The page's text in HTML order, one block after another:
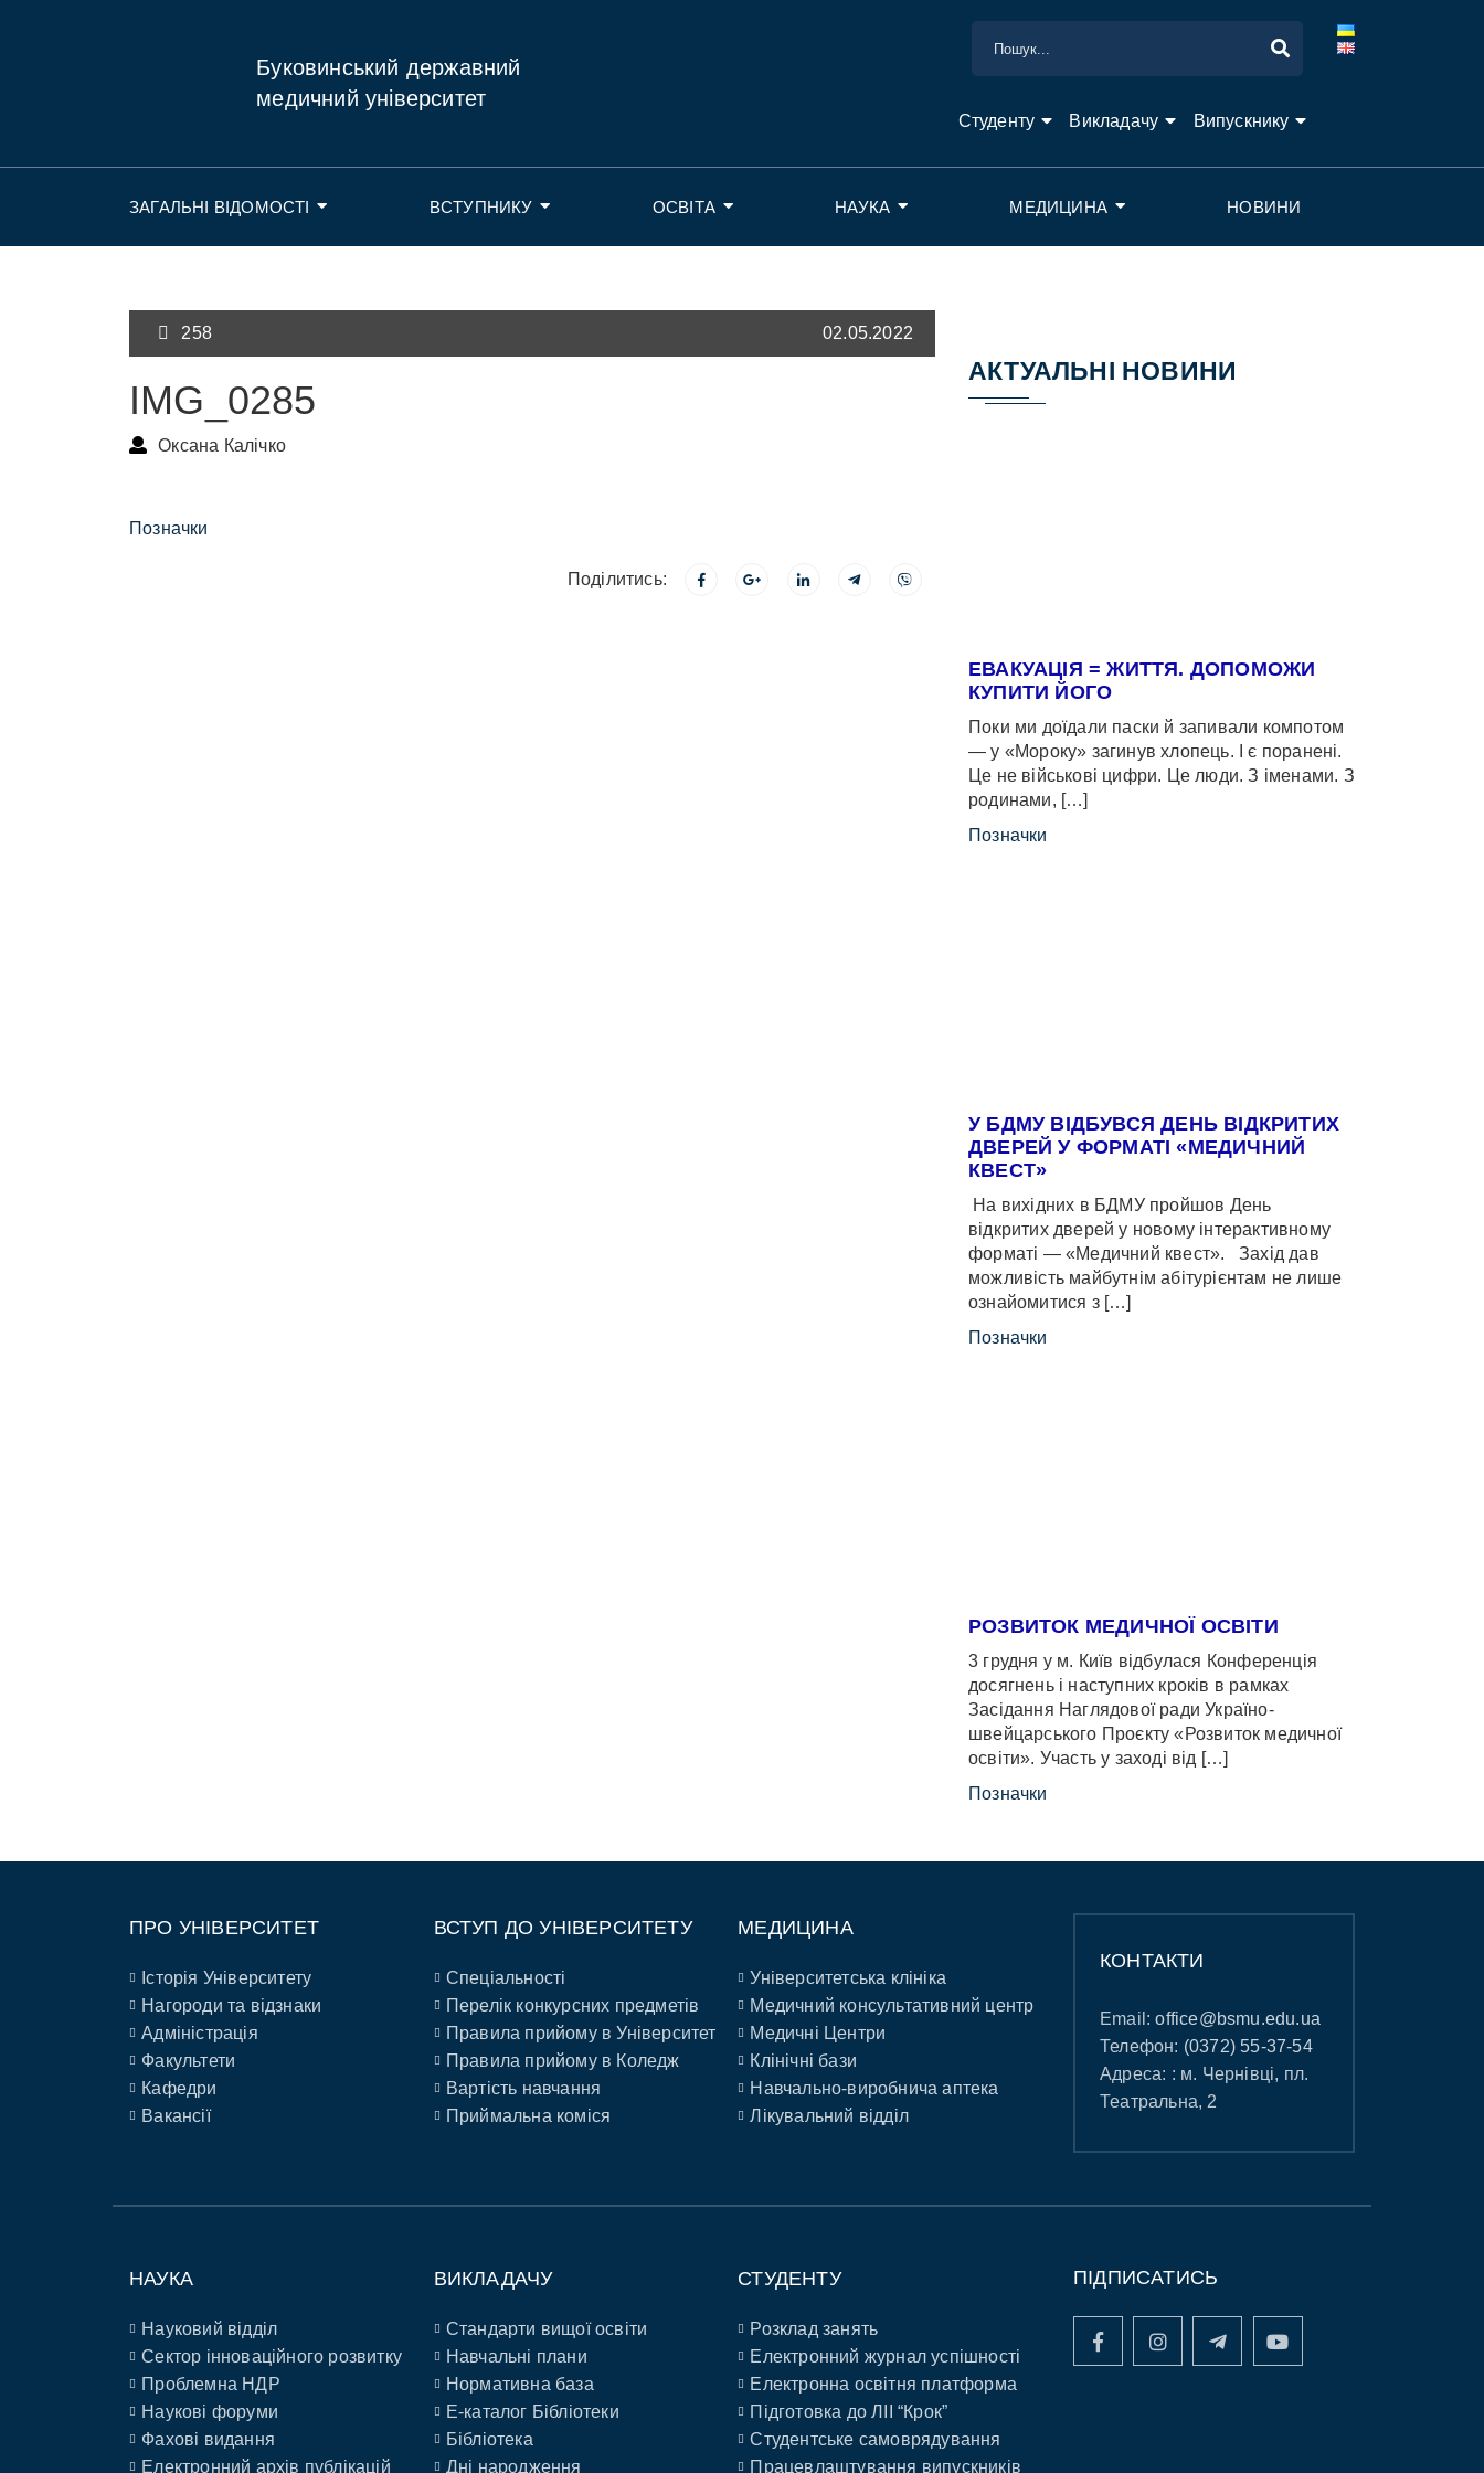
Буковинський державний
медичний університет
Студенту Викладачу Випускнику
ЗАГАЛЬНІ ВІДОМОСТІ ВСТУПНИКУ ОСВІТА НАУКА МЕДИЦИНА НОВИНИ
258 02.05.2022
IMG_0285
Оксана Калічко
Позначки
Поділитись:
АКТУАЛЬНІ НОВИНИ
ЕВАКУАЦІЯ = ЖИТТЯ. ДОПОМОЖИ
КУПИТИ ЙОГО
Поки ми доїдали паски й запивали компотом
— у «Мороку» загинув хлопець. І є поранені.
Це не військові цифри. Це люди. З іменами. З
родинами, […]
Позначки
У БДМУ ВІДБУВСЯ ДЕНЬ ВІДКРИТИХ
ДВЕРЕЙ У ФОРМАТІ «МЕДИЧНИЙ
КВЕСТ»
На вихідних в БДМУ пройшов День
відкритих дверей у новому інтерактивному
форматі — «Медичний квест». Захід дав
можливість майбутнім абітурієнтам не лише
ознайомитися з […]
Позначки
РОЗВИТОК МЕДИЧНОЇ ОСВІТИ
3 грудня у м. Київ відбулася Конференція
досягнень і наступних кроків в рамках
Засідання Наглядової ради Україно-
швейцарського Проєкту «Розвиток медичної
освіти». Участь у заході від […]
Позначки
ПРО УНІВЕРСИТЕТ
Історія Університету
Нагороди та відзнаки
Адміністрація
Факультети
Кафедри
Вакансії
ВСТУП ДО УНІВЕРСИТЕТУ
Спеціальності
Перелік конкурсних предметів
Правила прийому в Університет
Правила прийому в Коледж
Вартість навчання
Приймальна коміся
МЕДИЦИНА
Університетська клініка
Медичний консультативний центр
Медичні Центри
Клінічні бази
Навчально-виробнича аптека
Лікувальний відділ
КОНТАКТИ
Email:office@bsmu.edu.ua
Телефон: (0372) 55-37-54
Адреса: : м. Чернівці, пл.
Театральна, 2
НАУКА
Науковий відділ
Сектор інноваційного розвитку
Проблемна НДР
Наукові форуми
Фахові видання
Електронний архів публікацій
ВИКЛАДАЧУ
Стандарти вищої освіти
Навчальні плани
Нормативна база
E-каталог Бібліотеки
Бібліотека
Дні народження
СТУДЕНТУ
Розклад занять
Електронний журнал успішності
Електронна освітня платформа
Підготовка до ЛІІ “Крок”
Студентське самоврядування
Працевлаштування випускників
ПІДПИСАТИСЬ